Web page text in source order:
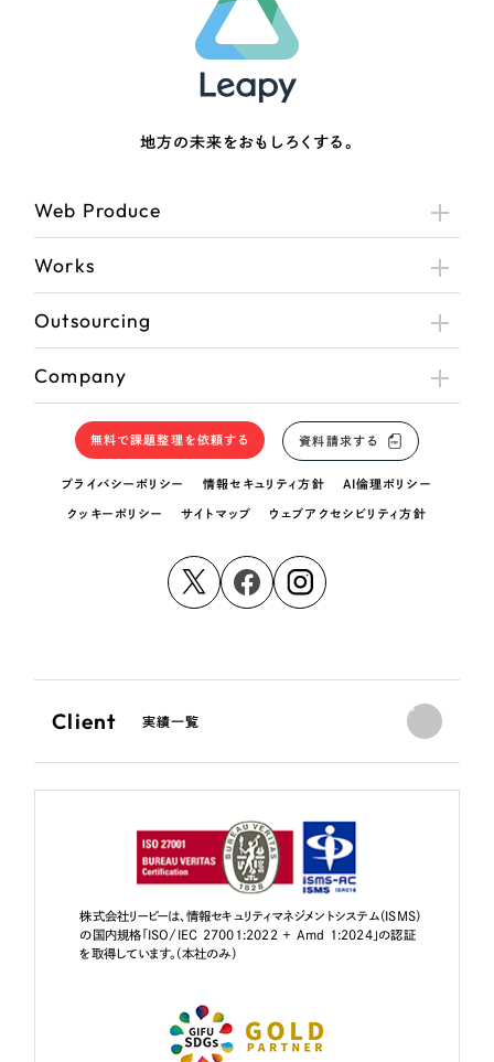
地方の未来をおもしろくする。
Web Produce
Works
Outsourcing
Company
無料で課題整理を依頼する 資料請求する
プライバシーポリシー 情報セキュリティ方針 AI倫理ポリシー
クッキーポリシー サイトマップ ウェブアクセシビリティ方針
Client 実績一覧
株式会社リーピーは、情報セキュリティマネジメントシステム（ISMS）
の国内規格「ISO/IEC 27001:2022 + Amd 1:2024」の認証
を取得しています。（本社のみ）